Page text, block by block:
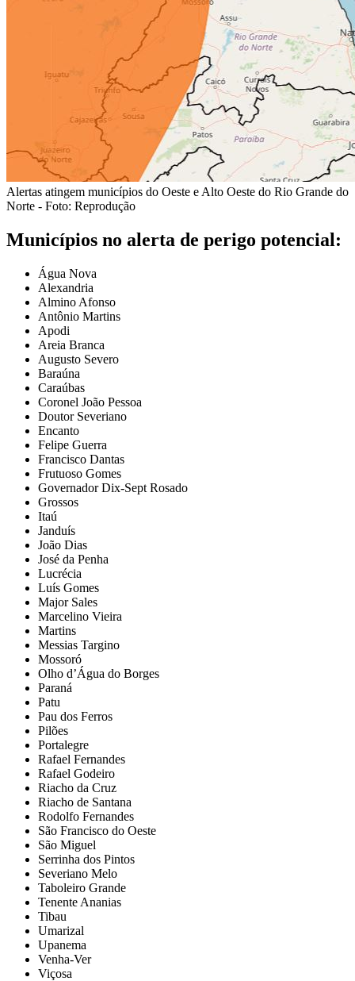
Alertas atingem municípios do Oeste e Alto Oeste do Rio Grande do
Norte - Foto: Reprodução
Municípios no alerta de perigo potencial:
Água Nova
Alexandria
Almino Afonso
Antônio Martins
Apodi
Areia Branca
Augusto Severo
Baraúna
Caraúbas
Coronel João Pessoa
Doutor Severiano
Encanto
Felipe Guerra
Francisco Dantas
Frutuoso Gomes
Governador Dix-Sept Rosado
Grossos
Itaú
Janduís
João Dias
José da Penha
Lucrécia
Luís Gomes
Major Sales
Marcelino Vieira
Martins
Messias Targino
Mossoró
Olho d’Água do Borges
Paraná
Patu
Pau dos Ferros
Pilões
Portalegre
Rafael Fernandes
Rafael Godeiro
Riacho da Cruz
Riacho de Santana
Rodolfo Fernandes
São Francisco do Oeste
São Miguel
Serrinha dos Pintos
Severiano Melo
Taboleiro Grande
Tenente Ananias
Tibau
Umarizal
Upanema
Venha-Ver
Viçosa